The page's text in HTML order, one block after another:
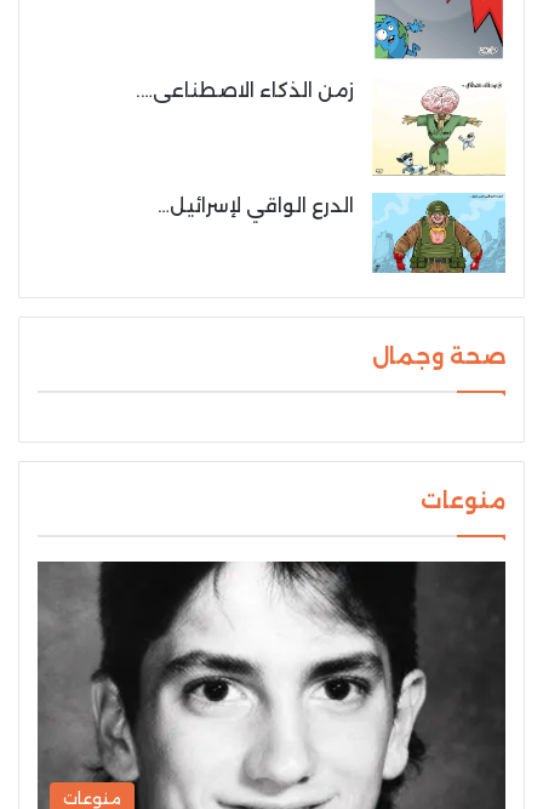
زمن الذكاء الاصطناعى….
الدرع الواقي لإسرائيل…
صحة وجمال
منوعات
منوعات